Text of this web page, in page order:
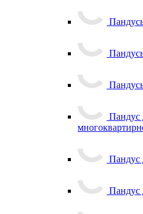
Пандус
Пандус
Пандус